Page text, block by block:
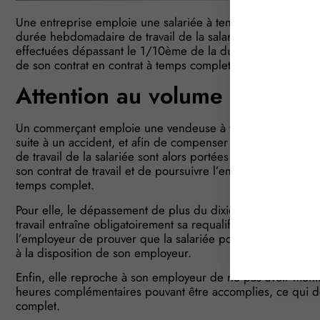
Une entreprise emploie une salariée à temps partiel. Suite
durée hebdomadaire de travail de la salariée a été
effectuées dépassant le 1/10ème de la durée
de son contrat en contrat à temps complet…
Attention au volume
Un commerçant emploie une vendeuse à temps partiel
suite à un accident, et afin de compenser son absence, il
de travail de la salariée sont alors portées à 31h15 par
son contrat de travail et de poursuivre l’employeur afin de
temps complet.
Pour elle, le dépassement de plus du dixième de la durée
travail entraîne obligatoirement sa requalification en
l’employeur de prouver que la salariée pouvait prévoir son
à la disposition de son employeur.
Enfin, elle reproche à son employeur de ne pas avoir
heures complémentaires pouvant être accomplies, ce qui
complet.